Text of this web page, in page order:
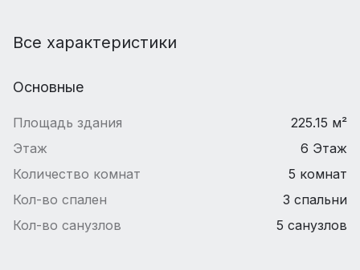
Все характеристики
Основные
Площадь здания
225.15 м²
Этаж
6 Этаж
Количество комнат
5 комнат
Кол-во спален
3 спальни
Кол-во санузлов
5 санузлов